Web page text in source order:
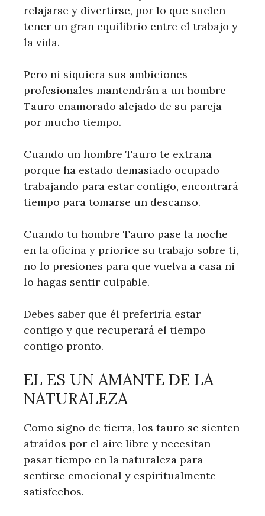
relajarse y divertirse, por lo que suelen
tener un gran equilibrio entre el trabajo y
la vida.
Pero ni siquiera sus ambiciones
profesionales mantendrán a un hombre
Tauro enamorado alejado de su pareja
por mucho tiempo.
Cuando un hombre Tauro te extraña
porque ha estado demasiado ocupado
trabajando para estar contigo, encontrará
tiempo para tomarse un descanso.
Cuando tu hombre Tauro pase la noche
en la oficina y priorice su trabajo sobre ti,
no lo presiones para que vuelva a casa ni
lo hagas sentir culpable.
Debes saber que él preferiría estar
contigo y que recuperará el tiempo
contigo pronto.
EL ES UN AMANTE DE LA
NATURALEZA
Como signo de tierra, los tauro se sienten
atraídos por el aire libre y necesitan
pasar tiempo en la naturaleza para
sentirse emocional y espiritualmente
satisfechos.